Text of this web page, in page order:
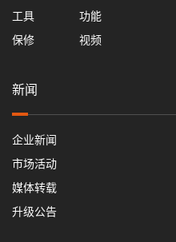
工具
保修
功能
视频
新闻
企业新闻
市场活动
媒体转载
升级公告